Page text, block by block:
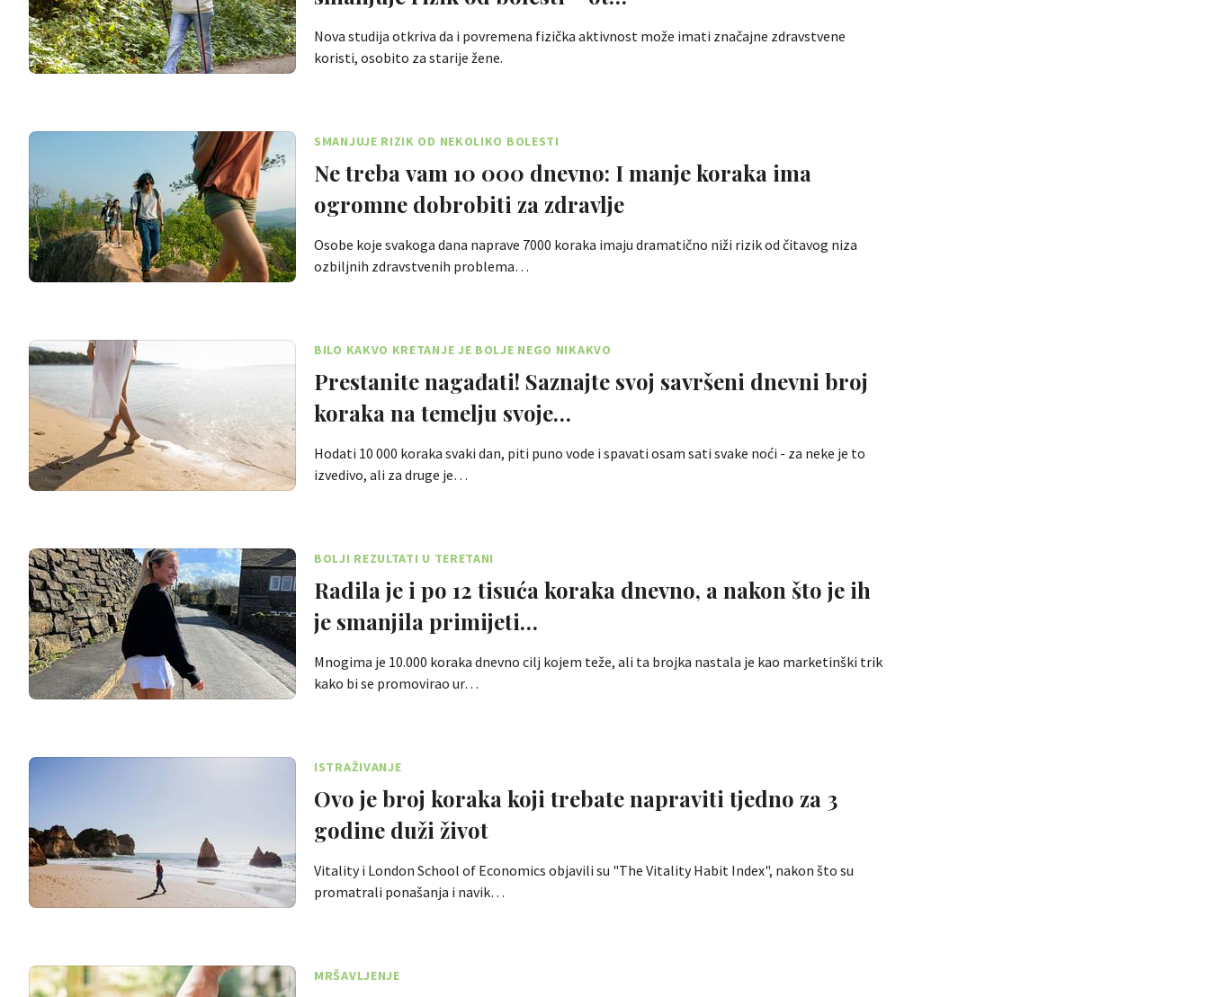
Nova studija otkriva da i povremena fizička aktivnost može imati značajne zdravstvene
koristi, osobito za starije žene.
SMANJUJE RIZIK OD NEKOLIKO BOLESTI
Ne treba vam 10 000 dnevno: I manje koraka ima
ogromne dobrobiti za zdravlje
Osobe koje svakoga dana naprave 7000 koraka imaju dramatično niži rizik od čitavog niza
ozbiljnih zdravstvenih problema…
BILO KAKVO KRETANJE JE BOLJE NEGO NIKAKVO
Prestanite nagađati! Saznajte svoj savršeni dnevni broj
koraka na temelju svoje…
Hodati 10 000 koraka svaki dan, piti puno vode i spavati osam sati svake noći - za neke je to
izvedivo, ali za druge je…
BOLJI REZULTATI U TERETANI
Radila je i po 12 tisuća koraka dnevno, a nakon što je ih
je smanjila primijeti…
Mnogima je 10.000 koraka dnevno cilj kojem teže, ali ta brojka nastala je kao marketinški trik
kako bi se promovirao ur…
ISTRAŽIVANJE
Ovo je broj koraka koji trebate napraviti tjedno za 3
godine duži život
Vitality i London School of Economics objavili su "The Vitality Habit Index", nakon što su
promatrali ponašanja i navik…
MRŠAVLJENJE